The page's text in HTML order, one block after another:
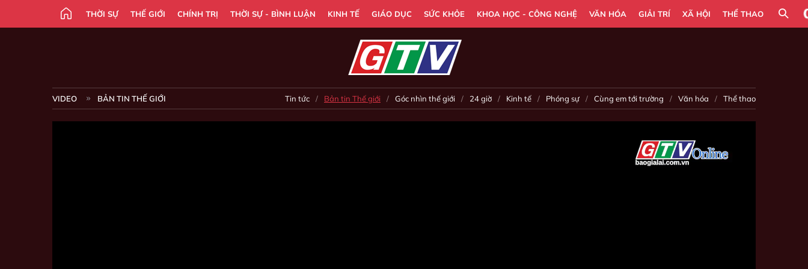
THỜI SỰ THẾ GIỚI CHÍNH TRỊ THỜI SỰ - BÌNH LUẬN KINH TẾ GIÁO DỤC SỨC KHỎE KHOA HỌC - CÔNG NGHỆ VĂN HÓA GIẢI TRÍ XÃ HỘI THỂ THAO
VIDEO BẢN TIN THẾ GIỚI Tin tức Bản tin Thế giới Góc nhìn thế giới 24 giờ Kinh tế Phóng sự Cùng em tới trường Văn hóa Thể thao